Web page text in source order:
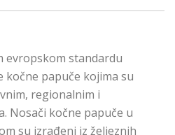
evropskom standardu
kočne papuče kojima su
regionalnim i
Nosači kočne papuče u
su izrađeni iz željeznih